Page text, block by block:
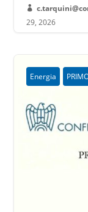

29, 2026
Energia